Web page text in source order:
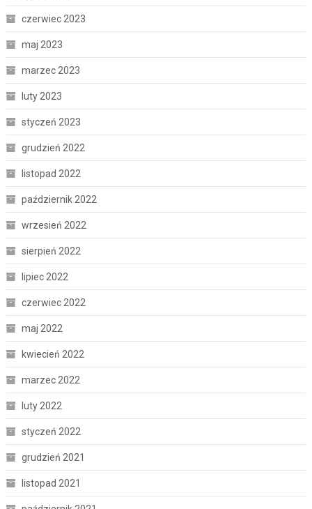
czerwiec 2023
maj 2023
marzec 2023
luty 2023
styczeń 2023
grudzień 2022
listopad 2022
październik 2022
wrzesień 2022
sierpień 2022
lipiec 2022
czerwiec 2022
maj 2022
kwiecień 2022
marzec 2022
luty 2022
styczeń 2022
grudzień 2021
listopad 2021